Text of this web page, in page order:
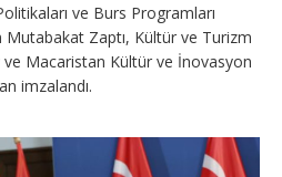
ve Burs Programları
Zaptı, Kültür ve Turizm
Macaristan Kültür ve İnovasyon
imzalandı.